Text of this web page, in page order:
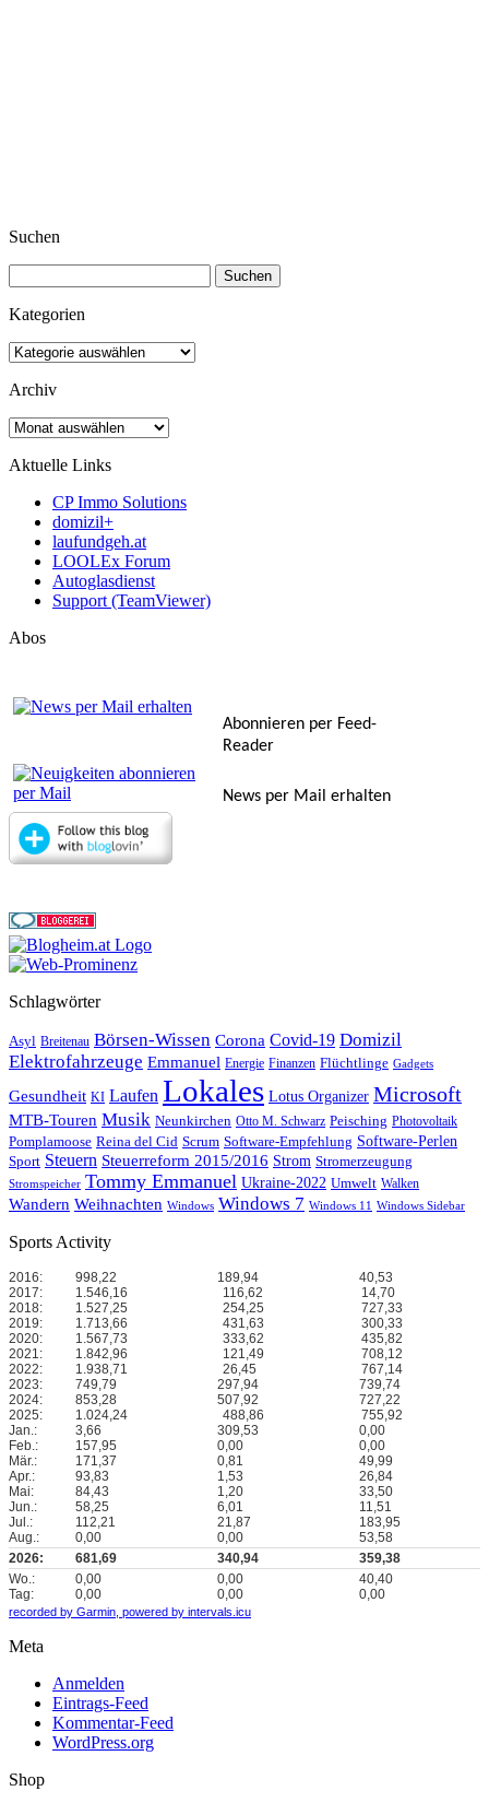
Suchen
nach:
Kategorien
Kategorien
Archiv
Archiv
Aktuelle Links
CP Immo Solutions
domizil+
laufundgeh.at
LOOLEx Forum
Autoglasdienst
Support (TeamViewer)
Abos
Abonnieren per Feed-
Reader
News per Mail erhalten
Schlagwörter
Asyl Breitenau Börsen-Wissen Corona Covid-19 Domizil
Elektrofahrzeuge Emmanuel Energie Finanzen Flüchtlinge Gadgets
Gesundheit KI Laufen Lokales Lotus Organizer Microsoft
MTB-Touren Musik Neunkirchen Otto M. Schwarz Peisching Photovoltaik
Pomplamoose Reina del Cid Scrum Software-Empfehlung Software-Perlen
Sport Steuern Steuerreform 2015/2016 Strom Stromerzeugung
Stromspeicher Tommy Emmanuel Ukraine-2022 Umwelt Walken
Wandern Weihnachten Windows Windows 7 Windows 11 Windows Sidebar
Sports Activity
2016: 998,22 189,94
40,53
2017:
1.546,16 116,62
14,70
2018:
1.527,25 254,25
727,33
2019:
1.713,66 431,63
300,33
2020:
1.567,73 333,62
435,82
2021:
1.842,96 121,49
708,12
2022:
1.938,71 26,45
767,14
2023:
749,79 297,94
739,74
2024:
853,28 507,92
727,22
2025:
1.024,24 488,86
755,92
Jan.:
3,66 309,53
0,00
Feb.:
157,95 0,00
0,00
Mär.:
171,37 0,81
49,99
Apr.:
93,83 1,53
26,84
Mai:
84,43 1,20
33,50
Jun.:
58,25 6,01
11,51
Jul.:
112,21 21,87
183,95
Aug.:
0,00 0,00
53,58
2026:
681,69 340,94
359,38
Wo.:
0,00 0,00
40,40
Tag:
0,00 0,00 0,00
recorded by Garmin, powered by intervals.icu
Meta
Anmelden
Eintrags-Feed
Kommentar-Feed
WordPress.org
Shop